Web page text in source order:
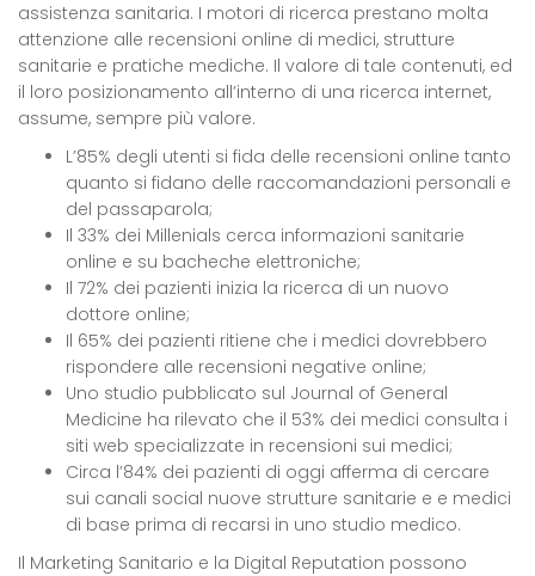
assistenza sanitaria. I motori di ricerca prestano molta
attenzione alle recensioni online di medici, strutture
sanitarie e pratiche mediche. Il valore di tale contenuti, ed
il loro posizionamento all’interno di una ricerca internet,
assume, sempre più valore.
L’85% degli utenti si fida delle recensioni online tanto
quanto si fidano delle raccomandazioni personali e
del passaparola;
Il 33% dei Millenials cerca informazioni sanitarie
online e su bacheche elettroniche;
Il 72% dei pazienti inizia la ricerca di un nuovo
dottore online;
Il 65% dei pazienti ritiene che i medici dovrebbero
rispondere alle recensioni negative online;
Uno studio pubblicato sul Journal of General
Medicine ha rilevato che il 53% dei medici consulta i
siti web specializzate in recensioni sui medici;
Circa l’84% dei pazienti di oggi afferma di cercare
sui canali social nuove strutture sanitarie e e medici
di base prima di recarsi in uno studio medico.
Il Marketing Sanitario e la Digital Reputation possono